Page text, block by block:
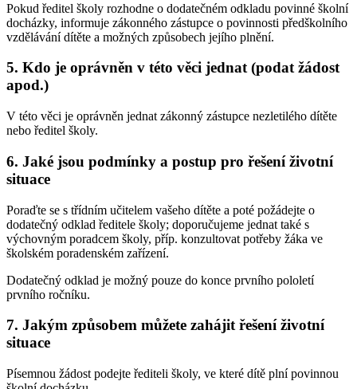
Pokud ředitel školy rozhodne o dodatečném odkladu povinné školní
docházky, informuje zákonného zástupce o povinnosti předškolního
vzdělávání dítěte a možných způsobech jejího plnění.
5. Kdo je oprávněn v této věci jednat (podat žádost
apod.)
V této věci je oprávněn jednat zákonný zástupce nezletilého dítěte
nebo ředitel školy.
6. Jaké jsou podmínky a postup pro řešení životní
situace
Poraďte se s třídním učitelem vašeho dítěte a poté požádejte o
dodatečný odklad ředitele školy; doporučujeme jednat také s
výchovným poradcem školy, příp. konzultovat potřeby žáka ve
školském poradenském zařízení.
Dodatečný odklad je možný pouze do konce prvního pololetí
prvního ročníku.
7. Jakým způsobem můžete zahájit řešení životní
situace
Písemnou žádost podejte řediteli školy, ve které dítě plní povinnou